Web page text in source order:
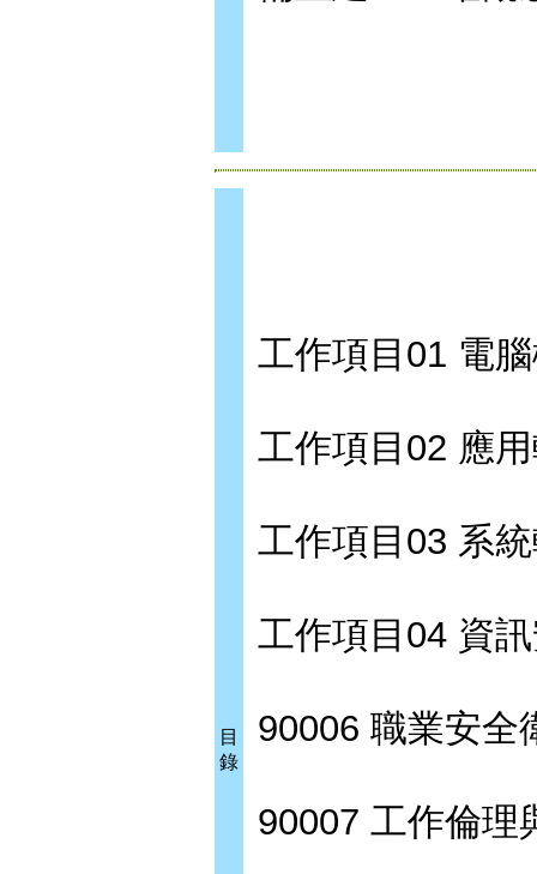
目
錄
工作項目01 電
工作項目02 應
工作項目03 系
工作項目04 資
90006 職業安全
90007 工作倫理